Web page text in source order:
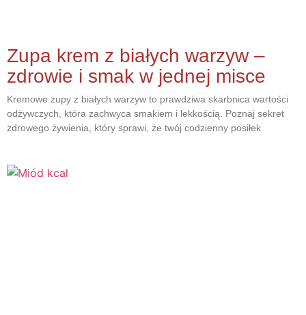
Zupa krem z białych warzyw –
zdrowie i smak w jednej misce
Kremowe zupy z białych warzyw to prawdziwa skarbnica wartości
odżywczych, która zachwyca smakiem i lekkością. Poznaj sekret
zdrowego żywienia, który sprawi, że twój codzienny posiłek